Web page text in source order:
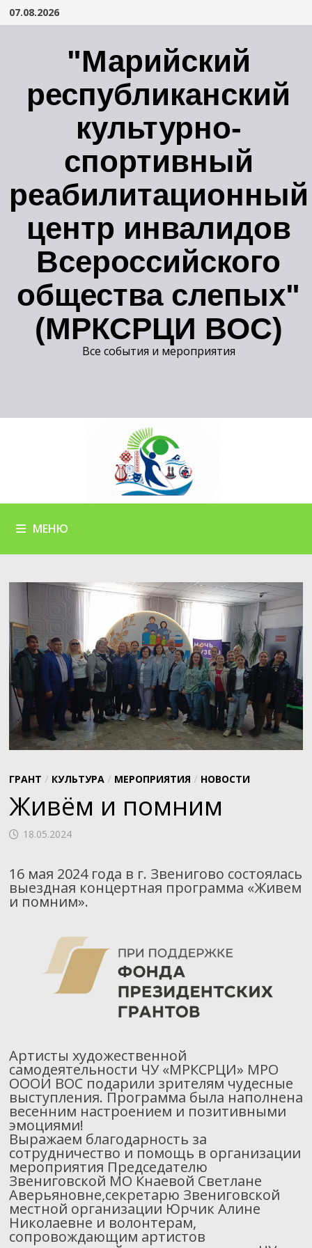
Перейти
07.08.2026
"Марийский
республиканский
культурно-
спортивный
реабилитационный
центр инвалидов
Всероссийского
общества слепых"
(МРКСРЦИ ВОС)
Все события и мероприятия
МЕНЮ
ГРАНТ / КУЛЬТУРА/ МЕРОПРИЯТИЯ / НОВОСТИ
Живём и помним
18.05.2024
16 мая 2024 года в г. Звенигово состоялась
выездная концертная программа «Живем
и помним».
Артисты художественной
самодеятельности ЧУ «МРКСРЦИ» МРО
ОООИ ВОС подарили зрителям чудесные
выступления. Программа была наполнена
весенним настроением и позитивными
эмоциями!
Выражаем благодарность за
сотрудничество и помощь в организации
мероприятия Председателю
Звениговской МО Кнаевой Светлане
Аверьяновне,секретарю Звениговской
местной организации Юрчик Алине
Николаевне и волонтерам,
сопровождающим артистов